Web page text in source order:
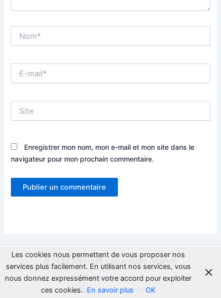
mail*
Enregistrer mon nom, mon e-mail et mon site dans le
navigateur pour mon prochain commentaire.
© 2026 Salon HK - Tous droits réservés
Mentions légales
Politique de confidentialité
Les cookies nous permettent de vous proposer nos
services plus facilement. En utilisant nos services, vous
nous donnez expressément votre accord pour exploiter
ces cookies. En savoir plus OK